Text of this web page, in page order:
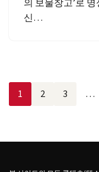
의 보물창고’로
신…
1 2 3 …